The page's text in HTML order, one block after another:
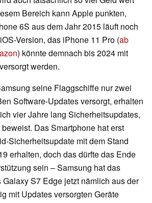
Bereich kann Apple punkten,
6S aus dem Jahr 2015 läuft noch
Version, das iPhone 11 Pro (ab
) könnte demnach bis 2024 mit
werden.
seine Flaggschiffe nur zwei
Software-Updates versorgt, erhalten
vier Jahre lang Sicherheitsupdates,
Das Smartphone hat erst
Sicherheitsupdate mit dem Stand
erhalten, doch das dürfte das Ende
sein – Samsung hat das
S7 Edge jetzt nämlich aus der
mit Updates versorgten Geräte